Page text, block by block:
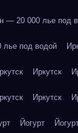
— 20 000 лье под
под водой
Иркутск
Иркутск
Йогурт